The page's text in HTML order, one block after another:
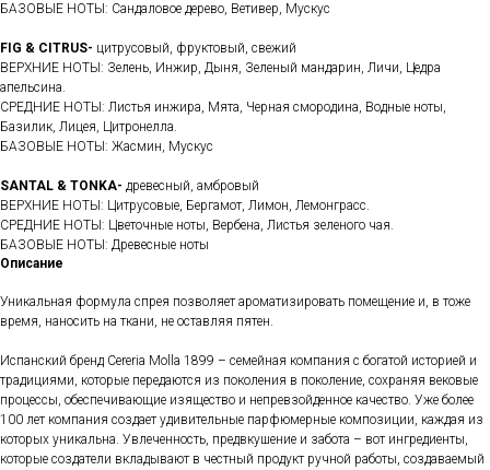
БАЗОВЫЕ НОТЫ: Сандаловое дерево, Ветивер, Мускус
FIG & CITRUS- цитрусовый, фруктовый, свежий
ВЕРХНИЕ НОТЫ: Зелень, Инжир, Дыня, Зеленый мандарин, Личи, Цедра
апельсина.
СРЕДНИЕ НОТЫ: Листья инжира, Мята, Черная смородина, Водные ноты,
Базилик, Лицея, Цитронелла.
БАЗОВЫЕ НОТЫ: Жасмин, Мускус
SANTAL & TONKA- древесный, амбровый
ВЕРХНИЕ НОТЫ: Цитрусовые, Бергамот, Лимон, Лемонграсс.
СРЕДНИЕ НОТЫ: Цветочные ноты, Вербена, Листья зеленого чая.
БАЗОВЫЕ НОТЫ: Древесные ноты
Описание
Уникальная формула спрея позволяет ароматизировать помещение и, в тоже
время, наносить на ткани, не оставляя пятен.
Испанский бренд Cereria Molla 1899 – семейная компания с богатой историей и
традициями, которые передаются из поколения в поколение, сохраняя вековые
процессы, обеспечивающие изящество и непревзойденное качество. Уже более
100 лет компания создает удивительные парфюмерные композиции, каждая из
которых уникальна. Увлеченность, предвкушение и забота – вот ингредиенты,
которые создатели вкладывают в честный продукт ручной работы, создаваемый